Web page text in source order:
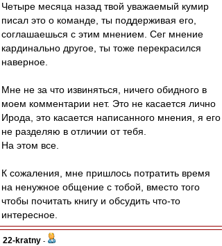
Четыре месяца назад твой уважаемый кумир
писал это о команде, ты поддерживая его,
соглашаешься с этим мнением. Сег мнение
кардинально другое, ты тоже перекрасился
наверное.
Мне не за что извиняться, ничего обидного в
моем комментарии нет. Это не касается лично
Ирода, это касается написанного мнения, я его
не разделяю в отличии от тебя.
На этом все.
К сожаления, мне пришлось потратить время
на ненужное общение с тобой, вместо того
чтобы почитать книгу и обсудить что-то
интересное.
22-kratny -